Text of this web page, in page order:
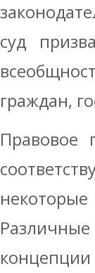
суд
граждан,
Правовое
концепции